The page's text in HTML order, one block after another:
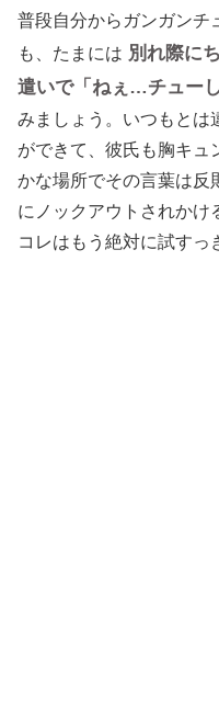
普段自分からガンガンチ
も、たまには 別れ際に
遣いで「ねぇ…チュー
みましょう。いつもとは
ができて、彼氏も胸キュ
かな場所でその言葉は反
にノックアウトされかけ
コレはもう絶対に試すっ